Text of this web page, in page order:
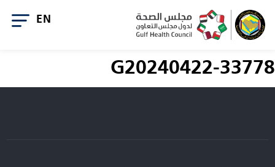
G20240422-33778